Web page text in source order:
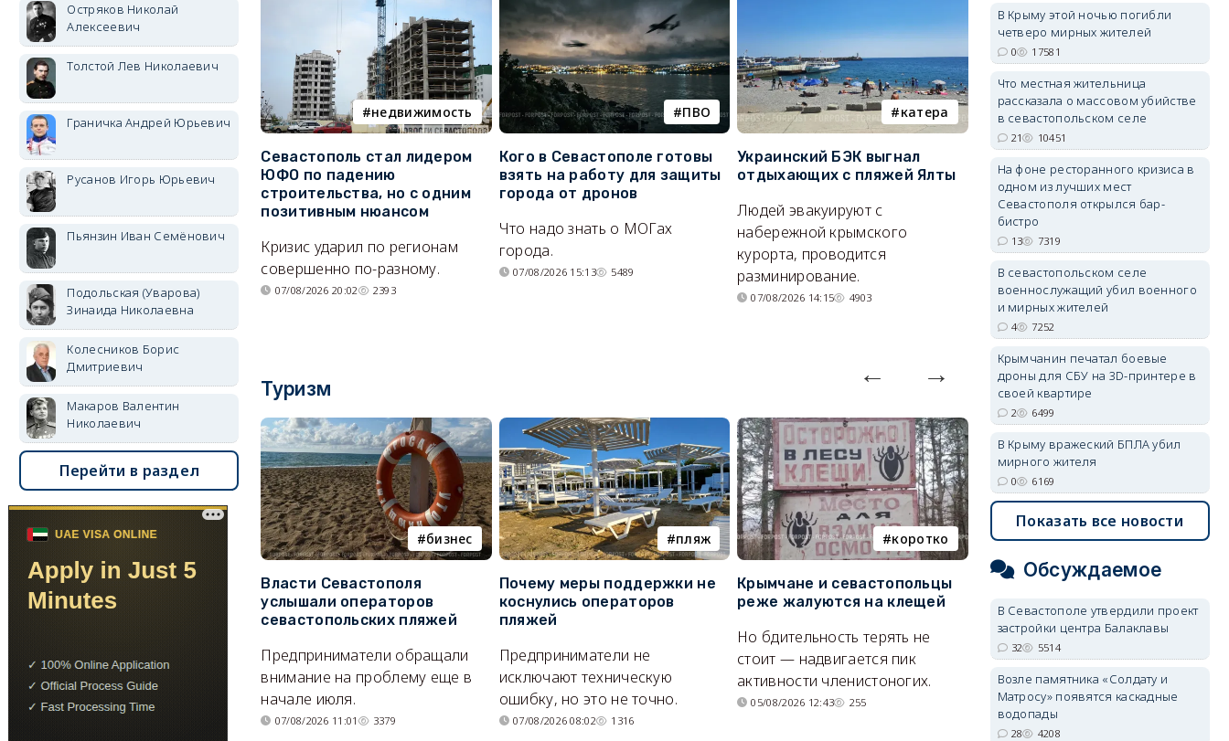
недвижимость
Севастополь стал лидером
ЮФО по падению
строительства, но с одним
позитивным нюансом
Кризис ударил по регионам
совершенно по-разному.
07/08/2026 20:02 2393
ПВО
Кого в Севастополе готовы
взять на работу для защиты
города от дронов
Что надо знать о МОГах
города.
07/08/2026 15:13 5489
катера
Украинский БЭК выгнал
отдыхающих с пляжей Ялты
Людей эвакуируют с
набережной крымского
курорта, проводится
разминирование.
07/08/2026 14:15 4903
электроснабжение
рассказал о перспективах
электроснабжения города
Энергетики, подчеркнул он,
делают практически
невозможное.
07/08/2026 10:13 4710
Туризм
бизнес
Власти Севастополя
услышали операторов
севастопольских пляжей
Предприниматели обращали
внимание на проблему еще в
начале июля.
07/08/2026 11:01 3379
пляж
Почему меры поддержки не
коснулись операторов
пляжей
Предприниматели не
исключают техническую
ошибку, но это не точно.
07/08/2026 08:02 1316
коротко
Крымчане и севастопольцы
реже жалуются на клещей
Но бдительность терять не
стоит — надвигается пик
активности членистоногих.
05/08/2026 12:43 255
Балаклава
В Севастополе утвердили
Балаклавы
Там появится туристический
квартал с отелями и
парковками.
05/08/2026 08:01
Остряков Николай
Алексеевич
Толстой Лев Николаевич
Граничка Андрей Юрьевич
Русанов Игорь Юрьевич
Пьянзин Иван Семёнович
Подольская (Уварова)
Зинаида Николаевна
Колесников Борис
Дмитриевич
Макаров Валентин
Николаевич
Перейти в раздел
В Крыму этой ночью погибли
четверо мирных жителей
0 17581
Что местная жительница
рассказала о массовом убийстве
в севастопольском селе
21 10451
На фоне ресторанного кризиса в
одном из лучших мест
Севастополя открылся бар-
бистро
13 7319
В севастопольском селе
военнослужащий убил военного
и мирных жителей
4 7252
Крымчанин печатал боевые
дроны для СБУ на 3D-принтере в
своей квартире
2 6499
В Крыму вражеский БПЛА убил
мирного жителя
0 6169
Показать все новости
Обсуждаемое
В Севастополе утвердили проект
застройки центра Балаклавы
32 5514
Возле памятника «Солдату и
Матросу» появятся каскадные
водопады
28 4208